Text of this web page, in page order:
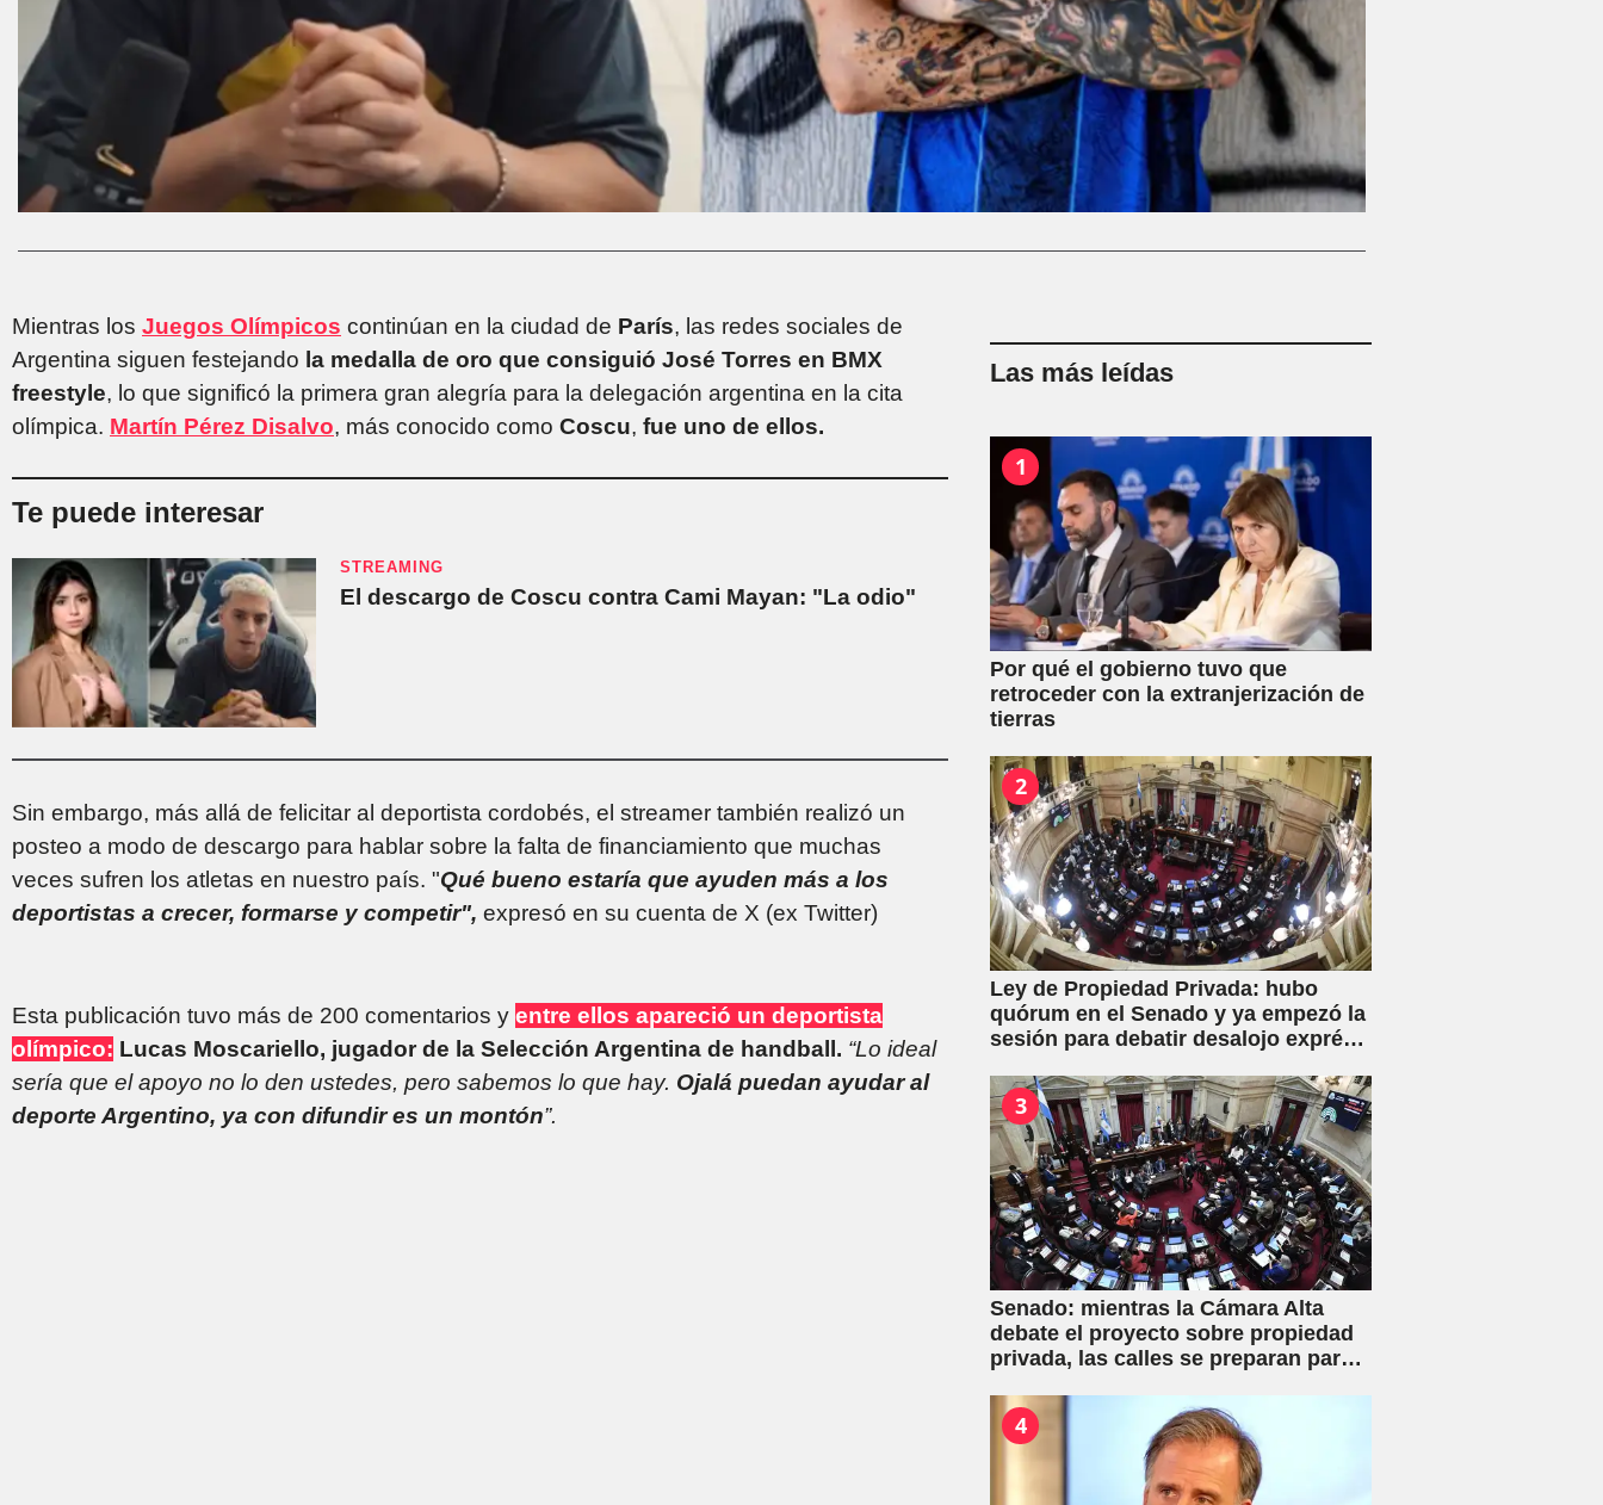
Mientras los Juegos Olímpicos continúan en la ciudad de París, las redes sociales de
Argentina siguen festejando la medalla de oro que consiguió José Torres en BMX
freestyle, lo que significó la primera gran alegría para la delegación argentina en la cita
olímpica. Martín Pérez Disalvo, más conocido como Coscu, fue uno de ellos.
Te puede interesar
STREAMING
El descargo de Coscu contra Cami Mayan: "La odio"
Sin embargo, más allá de felicitar al deportista cordobés, el streamer también realizó un
posteo a modo de descargo para hablar sobre la falta de financiamiento que muchas
veces sufren los atletas en nuestro país. "Qué bueno estaría que ayuden más a los
deportistas a crecer, formarse y competir", expresó en su cuenta de X (ex Twitter)
Esta publicación tuvo más de 200 comentarios y entre ellos apareció un deportista
olímpico: Lucas Moscariello, jugador de la Selección Argentina de handball. “Lo ideal
sería que el apoyo no lo den ustedes, pero sabemos lo que hay. Ojalá puedan ayudar al
deporte Argentino, ya con difundir es un montón”.
Las más leídas
1
Por qué el gobierno tuvo que
retroceder con la extranjerización de
tierras
2
Ley de Propiedad Privada: hubo
quórum en el Senado y ya empezó la
sesión para debatir desalojo exprés
3
Senado: mientras la Cámara Alta
debate el proyecto sobre propiedad
privada, las calles se preparan para
4